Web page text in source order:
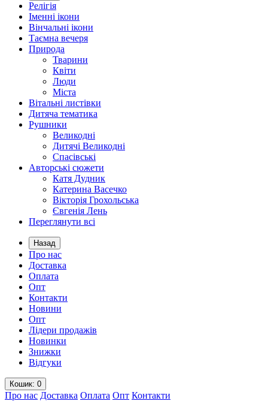
Релігія
Іменні ікони
Вінчальні ікони
Таємна вечеря
Природа
Тварини
Квіти
Люди
Міста
Вітальні листівки
Дитяча тематика
Рушники
Великодні
Дитячі Великодні
Спасівські
Авторські сюжети
Катя Дудник
Катерина Васечко
Вікторія Грохольська
Євгенія Лень
Переглянути всі
Назад
Про нас
Доставка
Оплата
Опт
Контакти
Новини
Опт
Лідери продажів
Новинки
Знижки
Відгуки
Кошик: 0
Про нас Доставка Оплата Опт Контакти